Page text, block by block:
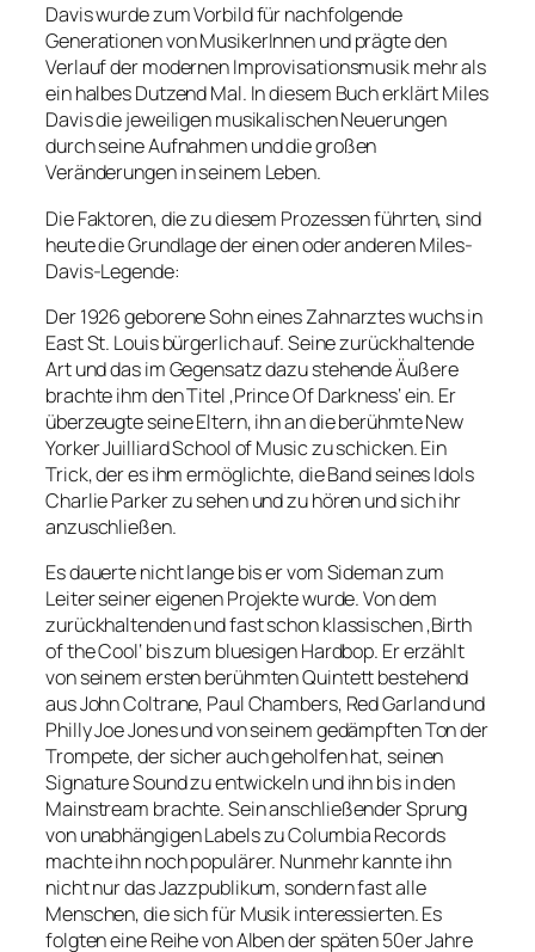
Davis wurde zum Vorbild für nachfolgende
Generationen von MusikerInnen und prägte den
Verlauf der modernen Improvisationsmusik mehr als
ein halbes Dutzend Mal. In diesem Buch erklärt Miles
Davis die jeweiligen musikalischen Neuerungen
durch seine Aufnahmen und die großen
Veränderungen in seinem Leben.
Die Faktoren, die zu diesem Prozessen führten, sind
heute die Grundlage der einen oder anderen Miles-
Davis-Legende:
Der 1926 geborene Sohn eines Zahnarztes wuchs in
East St. Louis bürgerlich auf. Seine zurückhaltende
Art und das im Gegensatz dazu stehende Äußere
brachte ihm den Titel ‚Prince Of Darkness‘ ein. Er
überzeugte seine Eltern, ihn an die berühmte New
Yorker Juilliard School of Music zu schicken. Ein
Trick, der es ihm ermöglichte, die Band seines Idols
Charlie Parker zu sehen und zu hören und sich ihr
anzuschließen.
Es dauerte nicht lange bis er vom Sideman zum
Leiter seiner eigenen Projekte wurde. Von dem
zurückhaltenden und fast schon klassischen ‚Birth
of the Cool‘ bis zum bluesigen Hardbop. Er erzählt
von seinem ersten berühmten Quintett bestehend
aus John Coltrane, Paul Chambers, Red Garland und
Philly Joe Jones und von seinem gedämpften Ton der
Trompete, der sicher auch geholfen hat, seinen
Signature Sound zu entwickeln und ihn bis in den
Mainstream brachte. Sein anschließender Sprung
von unabhängigen Labels zu Columbia Records
machte ihn noch populärer. Nunmehr kannte ihn
nicht nur das Jazzpublikum, sondern fast alle
Menschen, die sich für Musik interessierten. Es
folgten eine Reihe von Alben der späten 50er Jahre